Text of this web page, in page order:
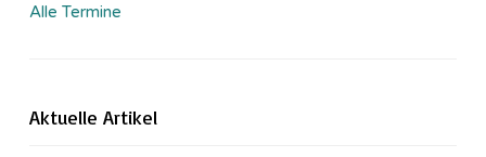
Alle Termine
Aktuelle Artikel